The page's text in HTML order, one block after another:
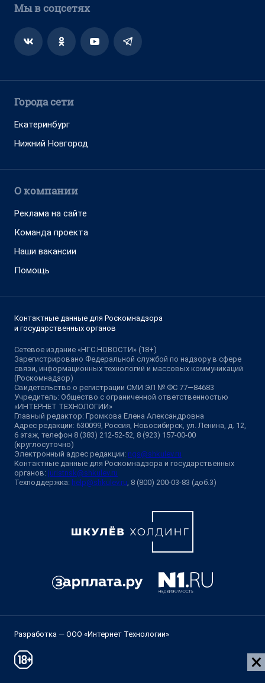
Мы в соцсетях
Города сети
Екатеринбург
Нижний Новгород
О компании
Реклама на сайте
Команда проекта
Наши вакансии
Помощь
Контактные данные для Роскомнадзора
и государственных органов
Сетевое издание «НГС.НОВОСТИ» (18+)
Зарегистрировано Федеральной службой по надзору в сфере
связи, информационных технологий и массовых коммуникаций
(Роскомнадзор)
Свидетельство о регистрации СМИ ЭЛ № ФС 77—84683
Учредитель: Общество с ограниченной ответственностью
«ИНТЕРНЕТ ТЕХНОЛОГИИ»
Главный редактор: Громкова Елена Александровна
Адрес редакции: 630099, Россия, Новосибирск, ул. Ленина, д. 12,
6 этаж, телефон 8 (383) 212-52-52, 8 (923) 157-00-00
(круглосуточно)
Электронный адрес редакции: ngs@shkulev.ru
Контактные данные для Роскомнадзора и государственных
органов: juristnsk@shkulev.ru
Техподдержка: help@shkulev.ru , 8 (800) 200-03-83 (доб.3)
Разработка — ООО «Интернет Технологии»